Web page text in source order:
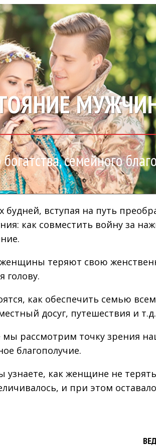
семейного
будней, вступая на путь
как совместить войну за
теряют свою
голову.
как обеспечить семью
досуг, путешествия и т.д.
рассмотрим точку зрения
благополучие.
узнаете, как женщине не
и при этом